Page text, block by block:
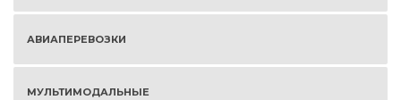
АВИАПЕРЕВОЗКИ
МУЛЬТИМОДАЛЬНЫЕ